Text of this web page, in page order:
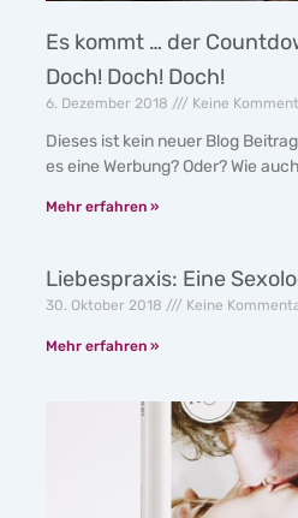
Es kommt … der
Doch! Doch! Doch!
6. Dezember 2018 Keine
Dieses ist kein neuer Blog
es eine Werbung? Oder? Wie
Mehr erfahren »
Liebespraxis: Eine
30. Oktober 2018 Keine
Mehr erfahren »